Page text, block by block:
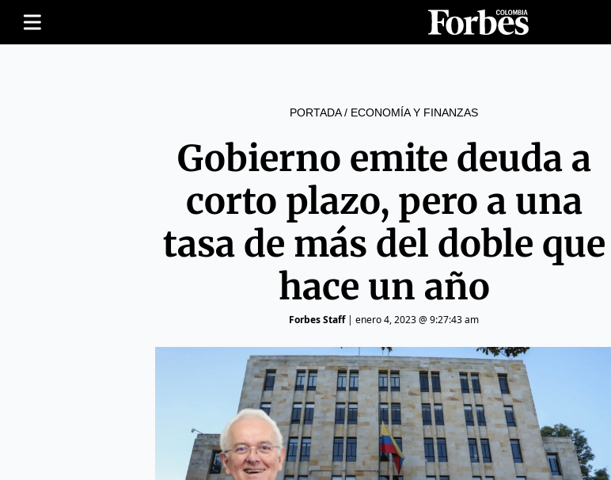
PORTADA/ ECONOMÍA Y FINANZAS
Gobierno emite deuda a
corto plazo, pero a una
tasa de más del doble que
hace un año
Forbes Staff| enero 4, 2023 @ 9:27:43 am